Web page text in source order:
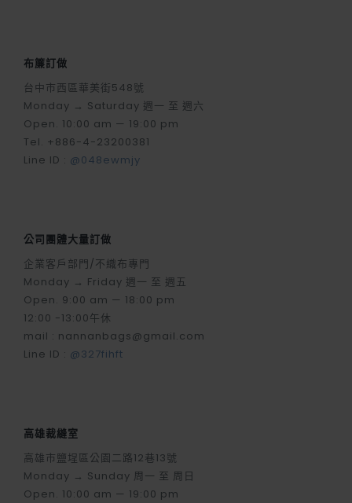
布簾訂做
台中市西區華美街548號
Monday → Saturday 週一 至 週六
Open. 10:00 am — 19:00 pm
Tel. +886-4-23200381
Line ID : @048ewmjy
公司團體大量訂做
企業客戶部門/不織布專門
Monday → Friday 週一 至 週五
Open. 9:00 am — 18:00 pm
12:00 -13:00午休
mail : nannanbags@gmail.com
Line ID : @327fihft
高雄裁縫室
高雄市鹽埕區公園二路12巷13號
Monday → Sunday 周一 至 周日
Open. 10:00 am — 19:00 pm